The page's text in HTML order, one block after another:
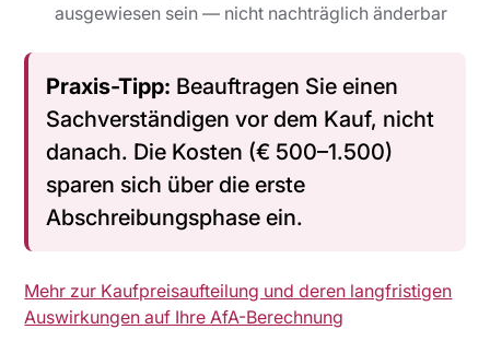
ausgewiesen sein — nicht nachträglich änderbar
Praxis-Tipp: Beauftragen Sie einen
Sachverständigenvor dem Kauf, nicht
danach. Die Kosten (€ 500–1.500)
sparen sich über die erste
Abschreibungsphase ein.
Mehr zur Kaufpreisaufteilung und deren langfristigen
Auswirkungen auf Ihre AfA-Berechnung